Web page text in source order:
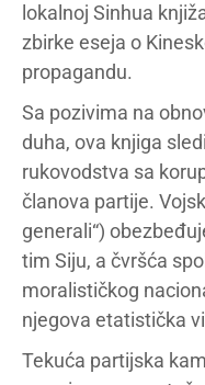
lokalnoj Sinhua
zbirke eseja o
propagandu.
Sa pozivima na
duha, ova knjiga
rukovodstva sa
članova partije.
generali“)
tim Siju, a čvršća
moralističkog
njegova etatistička
Tekuća partijska